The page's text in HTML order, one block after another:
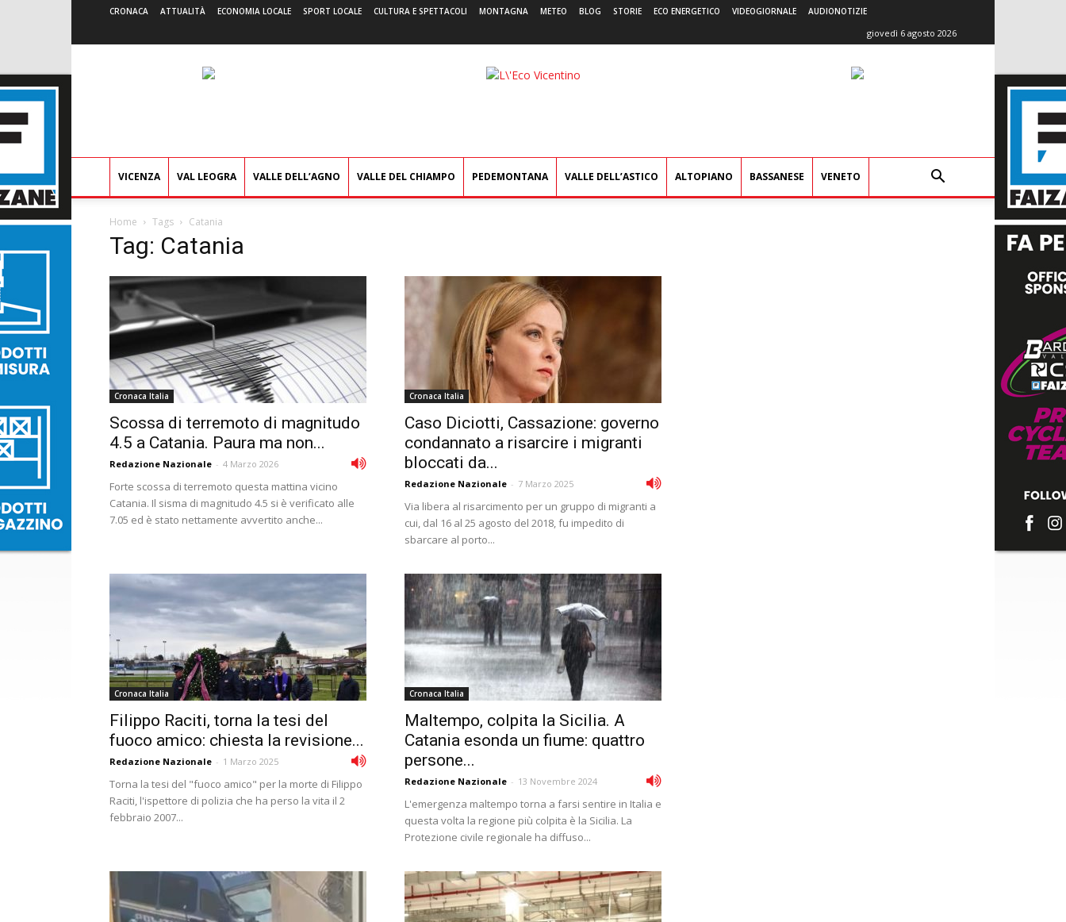
CRONACA ATTUALITÀ ECONOMIA LOCALE SPORT LOCALE CULTURA E SPETTACOLI MONTAGNA METEO BLOG STORIE ECO ENERGETICO VIDEOGIORNALE AUDIONOTIZIE
giovedì 6 agosto 2026
L'Eco
VICENZA VAL LEOGRA VALLE DELL’AGNO VALLE DEL CHIAMPO PEDEMONTANA VALLE DELL’ASTICO ALTOPIANO BASSANESE VENETO
Home Tags Catania
Tag: Catania
Cronaca Italia
Scossa di terremoto di magnitudo
4.5 a Catania. Paura ma non...
Redazione Nazionale - 4 Marzo 2026
Forte scossa di terremoto questa mattina vicino
Catania. Il sisma di magnitudo 4.5 si è verificato alle
7.05 ed è stato nettamente avvertito anche...
Cronaca Italia
Caso Diciotti, Cassazione: governo
condannato a risarcire i migranti
bloccati da...
Redazione Nazionale - 7 Marzo 2025
Via libera al risarcimento per un gruppo di migranti a
cui, dal 16 al 25 agosto del 2018, fu impedito di
sbarcare al porto...
Cronaca Italia
Filippo Raciti, torna la tesi del
fuoco amico: chiesta la revisione...
Redazione Nazionale - 1 Marzo 2025
Torna la tesi del "fuoco amico" per la morte di Filippo
Raciti, l'ispettore di polizia che ha perso la vita il 2
febbraio 2007...
Cronaca Italia
Maltempo, colpita la Sicilia. A
Catania esonda un fiume: quattro
persone...
Redazione Nazionale - 13 Novembre 2024
L'emergenza maltempo torna a farsi sentire in Italia e
questa volta la regione più colpita è la Sicilia. La
Protezione civile regionale ha diffuso...